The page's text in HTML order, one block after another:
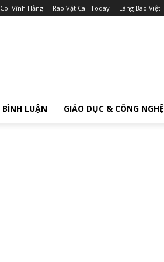
Cõi Vĩnh Hằng Rao Vặt Cali Today Làng Báo Việt
BÌNH LUẬN GIÁO DỤC & CÔNG NGHỆ